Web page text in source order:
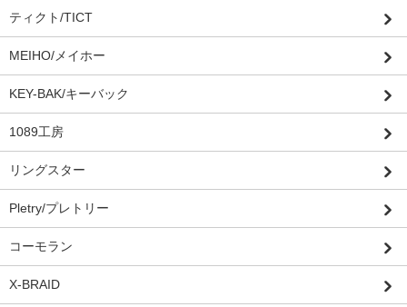
ティクト/TICT
MEIHO/メイホー
KEY-BAK/キーバック
1089工房
リングスター
Pletry/プレトリー
コーモラン
X-BRAID